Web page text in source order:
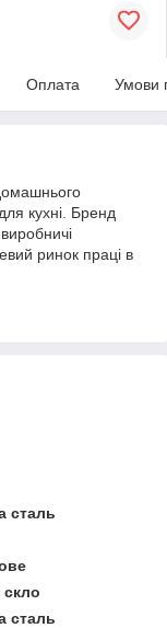
Оплата Умови
кухні. Бренд
ринок праці в
сталь
скло
сталь